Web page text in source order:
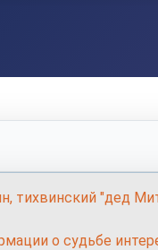
тихвинский "дед
о судьбе